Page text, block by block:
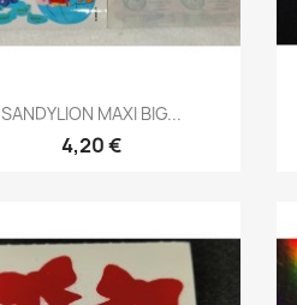
SANDYLION MAXI BIG...
4,20 €